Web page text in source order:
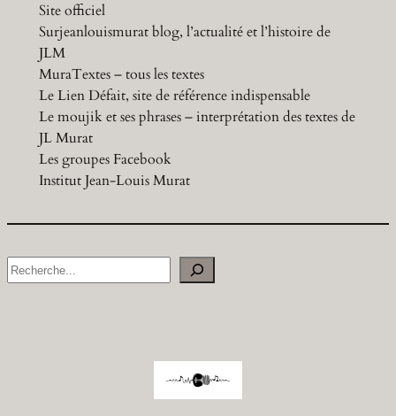
Site officiel
Surjeanlouismurat blog, l’actualité et l’histoire de
JLM
MuraTextes – tous les textes
Le Lien Défait, site de référence indispensable
Le moujik et ses phrases – interprétation des textes de
JL Murat
Les groupes Facebook
Institut Jean-Louis Murat
S